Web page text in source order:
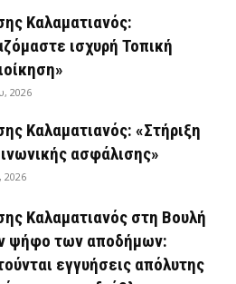
Καλαματιανός:
ισχυρή Τοπική
2026
Καλαματιανός: «Στήριξη
ασφάλισης»
2026
Καλαματιανός στη Βουλή
ψήφο των αποδήμων:
εγγυήσεις απόλυτης